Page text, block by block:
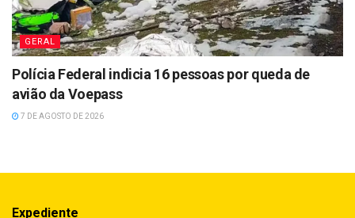
GERAL
Polícia Federal indicia 16 pessoas por queda de
avião da Voepass
7 DE AGOSTO DE 2026
Expediente